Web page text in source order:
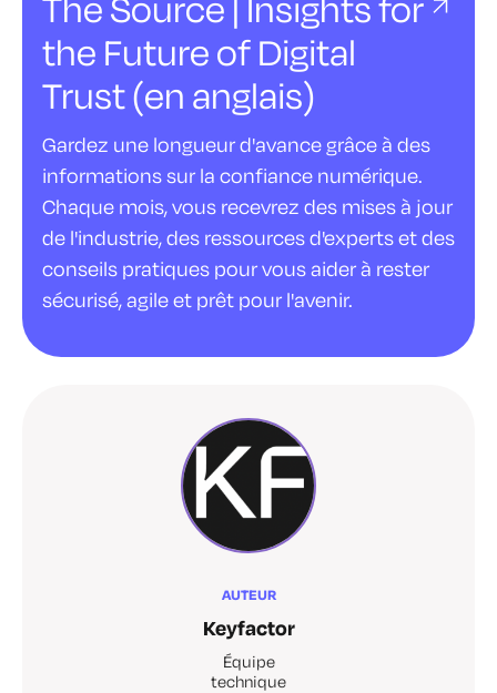
the Future of Digital
Trust (en anglais)
Gardez une longueur d'avance grâce à des
informations sur la confiance numérique.
Chaque mois, vous recevrez des mises à jour
de l'industrie, des ressources d'experts et des
conseils pratiques pour vous aider à rester
sécurisé, agile et prêt pour l'avenir.
AUTEUR
Keyfactor
Équipe
technique